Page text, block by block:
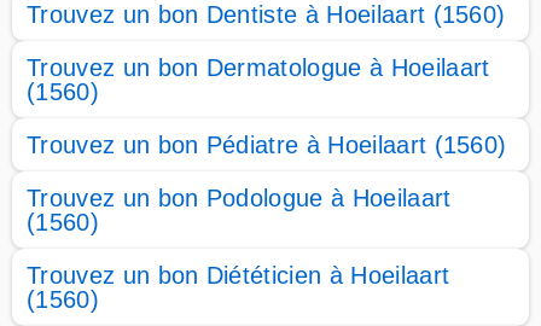
Trouvez un bon Dentiste à Hoeilaart (1560)
Trouvez un bon Dermatologue à Hoeilaart
(1560)
Trouvez un bon Pédiatre à Hoeilaart (1560)
Trouvez un bon Podologue à Hoeilaart
(1560)
Trouvez un bon Diététicien à Hoeilaart
(1560)